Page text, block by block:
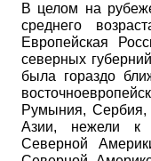
В целом на
среднего
Европейская
северных
была гораздо
Румыния,
Азии, нежели к
Северной